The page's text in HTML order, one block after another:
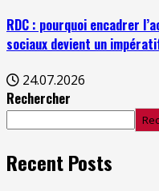
RDC : pourquoi encadrer
sociaux devient un
24.07.2026
Rechercher
Recent Posts